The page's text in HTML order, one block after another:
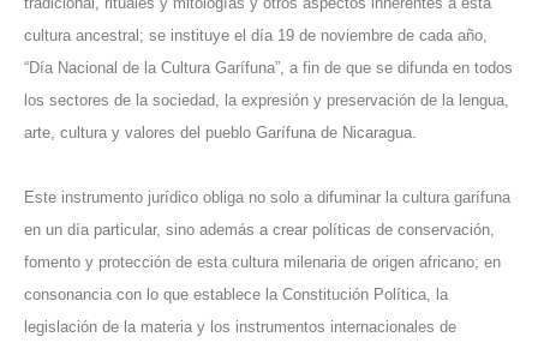
cultura ancestral; se instituye el día 19 de noviembre de cada año,
“Día Nacional de la Cultura Garífuna”, a fin de que se difunda en todos
los sectores de la sociedad, la expresión y preservación de la lengua,
arte, cultura y valores del pueblo Garífuna de Nicaragua.
Este instrumento jurídico obliga no solo a difuminar la cultura garífuna
en un día particular, sino además a crear políticas de conservación,
fomento y protección de esta cultura milenaria de origen africano; en
consonancia con lo que establece la Constitución Política, la
legislación de la materia y los instrumentos internacionales de